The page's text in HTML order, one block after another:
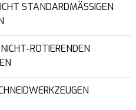
STANDARDMÄSSIGEN S
ROTIERENDEN